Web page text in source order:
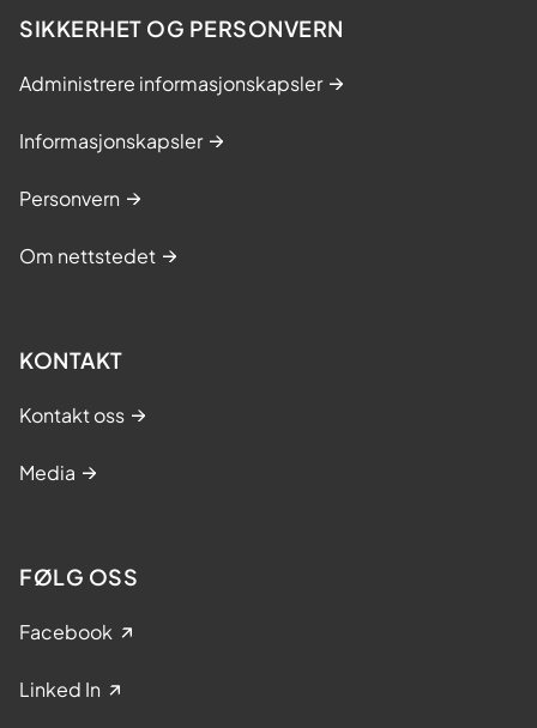
SIKKERHET OG PERSONVERN
Administrere informasjonskapsler
Informasjonskapsler
Personvern
Om nettstedet
KONTAKT
Kontakt oss
Media
FØLG OSS
Facebook
Linked In